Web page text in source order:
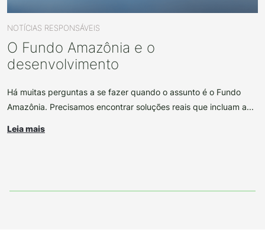
NOTÍCIAS RESPONSÁVEIS
O Fundo Amazônia e o
desenvolvimento
Há muitas perguntas a se fazer quando o assunto é o Fundo
Amazônia. Precisamos encontrar soluções reais que incluam a...
Leia mais